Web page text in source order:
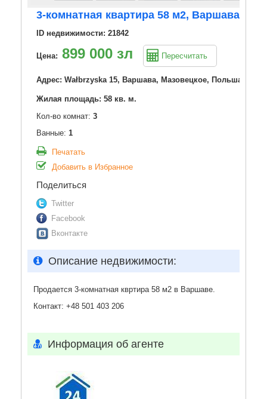
3-комнатная квартира 58 м2, Варшава
ID недвижимости: 21842
Цена: 899 000 зл Пересчитать
Адрес: Wałbrzyska 15, Варшава, Мазовецкое, Польша
Жилая площадь: 58 кв. м.
Кол-во комнат: 3
Ванные: 1
Печатать
Добавить в Избранное
Поделиться
Twitter
Facebook
Вконтакте
Описание недвижимости:
Продается 3-комнатная квртира 58 м2 в Варшаве.
Контакт: +48 501 403 206
Информация об агенте